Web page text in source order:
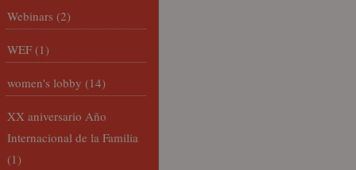
Webinars (2)
WEF (1)
women's lobby (14)
XX aniversario Año
Internacional de la Familia
(1)